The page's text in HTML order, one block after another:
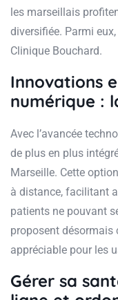
les marseillais
diversifiée. Parmi
Clinique Bouchard.
Innovations
numérique :
Avec l’avancée
de plus en plus
Marseille. Cette
à distance, facilitant
patients ne pouvant
proposent désormais
appréciable pour les
Gérer sa